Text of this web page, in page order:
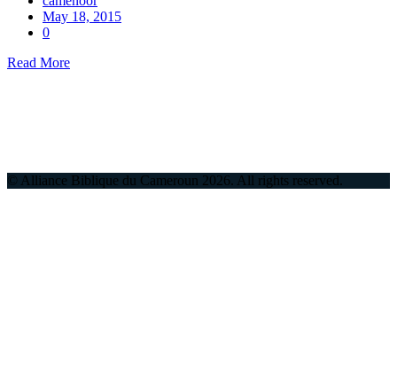
May 18, 2015
0
Read More
© Alliance Biblique du Cameroun 2026. All rights reserved.